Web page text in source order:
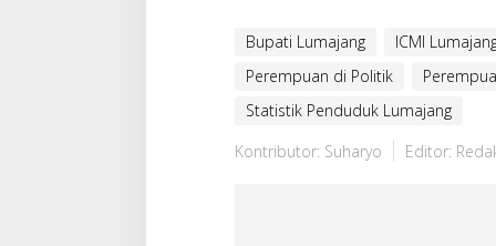
Bupati Lumajang ICMI
Perempuan di Politik
Statistik Penduduk Lumajang
Kontributor: Suharyo
Editor: